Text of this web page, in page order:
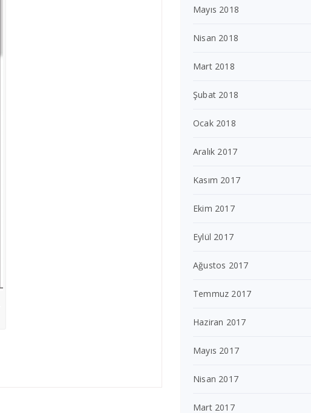
Mayıs 2018
Nisan 2018
Mart 2018
Şubat 2018
Ocak 2018
Aralık 2017
Kasım 2017
Ekim 2017
Eylül 2017
Ağustos 2017
Temmuz 2017
Haziran 2017
Mayıs 2017
Nisan 2017
Mart 2017